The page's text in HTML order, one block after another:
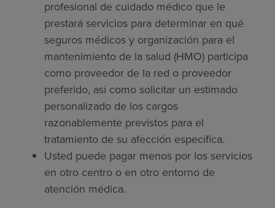
profesional de cuidado médico que le
prestará servicios para determinar en qué
seguros médicos y organización para el
mantenimiento de la salud (HMO) participa
como proveedor de la red o proveedor
preferido, así como solicitar un estimado
personalizado de los cargos
razonablemente previstos para el
tratamiento de su afección específica.
Usted puede pagar menos por los servicios
en otro centro o en otro entorno de
atención médica.